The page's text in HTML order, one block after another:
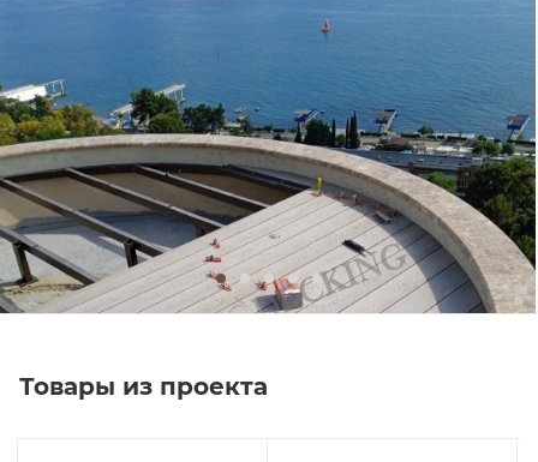
Товары из проекта